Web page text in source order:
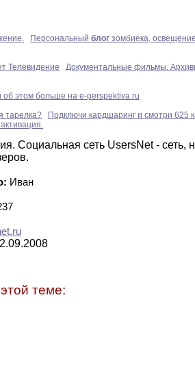
Персональный блог зомбиека,
Телевидение
Документальные фильмы.
об этом больше на e-perspektiva.ru
тарелка?
Подключи кардшаринг и смотри 625
. Социальная сеть UsersNet - сеть,
.
Иван
теме: